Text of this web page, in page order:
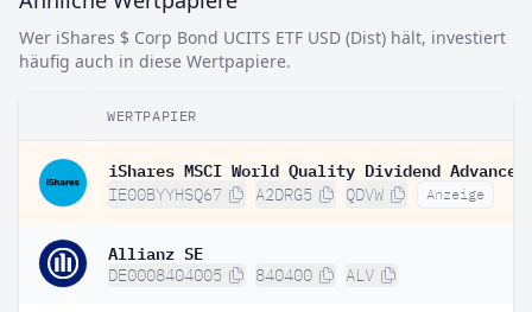
Wer iShares $ Corp Bond UCITS ETF USD (Dist) hält, investiert
häufig auch in diese Wertpapiere.
WERTPAPIER
IE00BYYHSQ67 A2DRG5 QDVW Anzeige
Allianz SE
DE0008404005 840400 ALV